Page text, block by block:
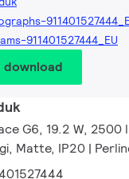
911401527444_EU
download
G6, 19.2 W, 2500
Matte, IP20 |